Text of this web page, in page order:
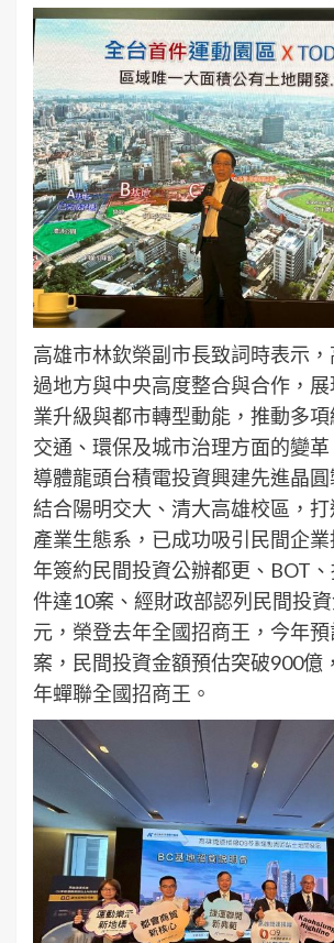
高雄市林欽榮副市長致詞時表示
過地方與中央高度整合與合作，
業升級與都市轉型動能，推動多項
交通、環保及城市治理方面的變
導體龍頭台積電投資興建先進晶
結合陽明交大、清大高雄校區，
產業生態系，已成功吸引民間企
年簽約民間投資公辦都更、BOT
件達10案、經財政部認列民間投
元，榮登去年全國招商王，今年
案，民間投資金額預估突破900億
年蟬聯全國招商王。